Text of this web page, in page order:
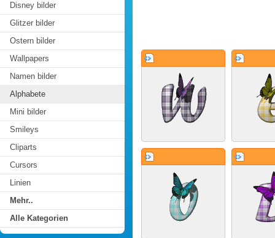
Disney bilder
Glitzer bilder
Ostern bilder
Wallpapers
Namen bilder
Alphabete
Mini bilder
Smileys
Cliparts
Cursors
Linien
Mehr..
Alle Kategorien